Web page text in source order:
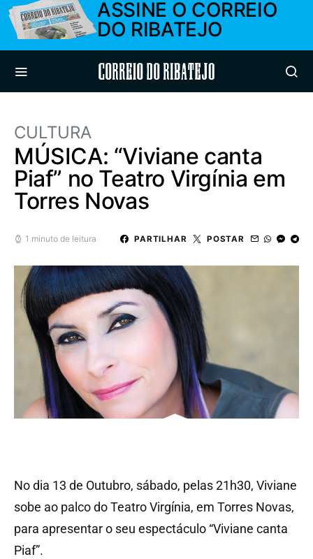
ASSINE O CORREIO
DO RIBATEJO
Correio do Ribatejo
CULTURA
MÚSICA: “Viviane canta
Piaf” no Teatro Virgínia em
Torres Novas
1 minuto de leitura PARTILHAR POSTAR
No dia 13 de Outubro, sábado, pelas 21h30, Viviane
sobe ao palco do Teatro Virgínia, em Torres Novas,
para apresentar o seu espectáculo “Viviane canta
Piaf”.